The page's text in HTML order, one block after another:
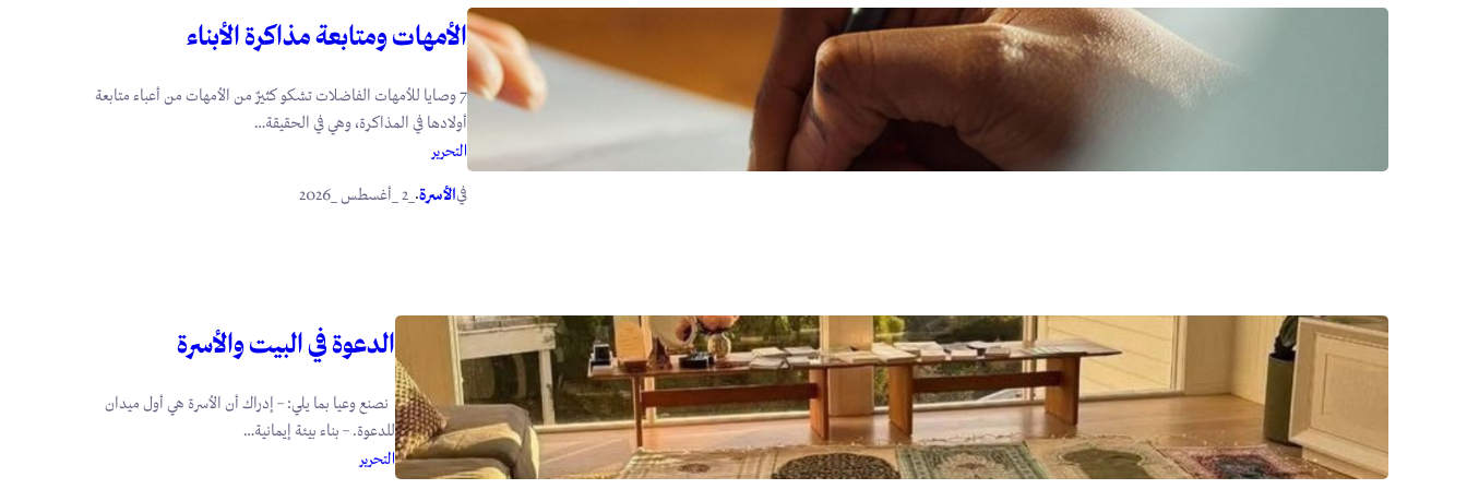
الأمهات ومتابعة مذاكرة الأبناء
7 وصايا للأمهات الفاضلات تشكو كثيرٌ من الأمهات من أعباء متابعة
أولادها في المذاكرة، وهي في الحقيقة…
التحرير
فيالأسرة. _2 _أغسطس _2026
الدعوة في البيت والأسرة
نصنع وعيا بما يلي: – إدراك أن الأسرة هي أول ميدان
للدعوة. – بناء بيئة إيمانية…
التحرير